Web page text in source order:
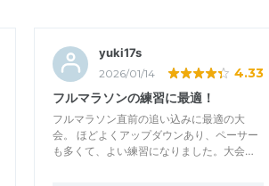
yuki17s
2026/01/14 4.33
フルマラソンの練習に最適！
フルマラソン直前の追い込みに最適の大
会。 ほどよくアップダウンあり、ペーサー
も多くて、よい練習になりました。大会…